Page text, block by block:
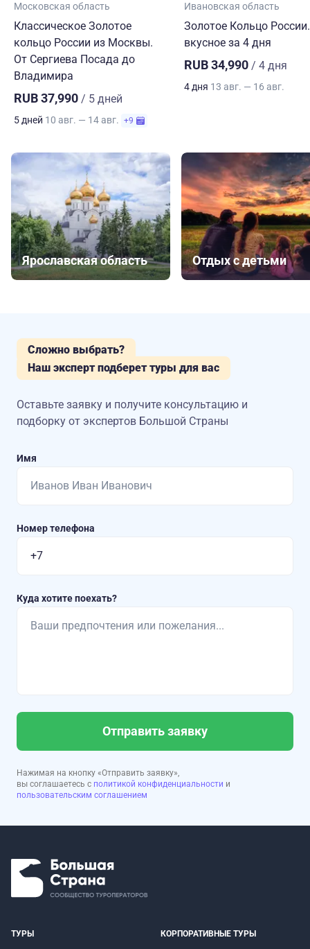
Московская область
Классическое Золотое
кольцо России из Москвы.
От Сергиева Посада до
Владимира
RUB 37,990 / 5 дней
5 дней 10 авг. — 14 авг. +9
Ивановская область
Золотое Кольцо
вкусное за 4 дня
RUB 34,990 / 4 дня
4 дня 13 авг. — 16 авг.
Ярославская область Отдых с детьми
Сложно выбрать?
Наш эксперт подберет туры для вас
Оставьте заявку и получите консультацию и
подборку от экспертов Большой Страны
Имя
Номер телефона
Куда хотите поехать?
Отправить заявку
Нажимая на кнопку «Отправить заявку»,
вы соглашаетесь с политикой конфиденциальности и
пользовательским соглашением
ТУРЫ КОРПОРАТИВНЫЕ ТУРЫ